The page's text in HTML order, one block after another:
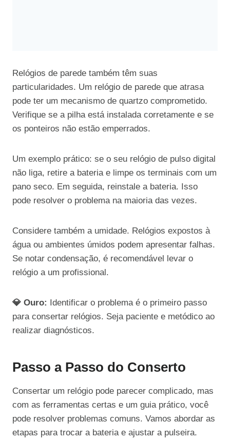
Relógios de parede também têm suas
particularidades. Um relógio de parede que atrasa
pode ter um mecanismo de quartzo comprometido.
Verifique se a pilha está instalada corretamente e se
os ponteiros não estão emperrados.
Um exemplo prático: se o seu relógio de pulso digital
não liga, retire a bateria e limpe os terminais com um
pano seco. Em seguida, reinstale a bateria. Isso
pode resolver o problema na maioria das vezes.
Considere também a umidade. Relógios expostos à
água ou ambientes úmidos podem apresentar falhas.
Se notar condensação, é recomendável levar o
relógio a um profissional.
💎 Ouro: Identificar o problema é o primeiro passo
para consertar relógios. Seja paciente e metódico ao
realizar diagnósticos.
Passo a Passo do Conserto
Consertar um relógio pode parecer complicado, mas
com as ferramentas certas e um guia prático, você
pode resolver problemas comuns. Vamos abordar as
etapas para trocar a bateria e ajustar a pulseira.